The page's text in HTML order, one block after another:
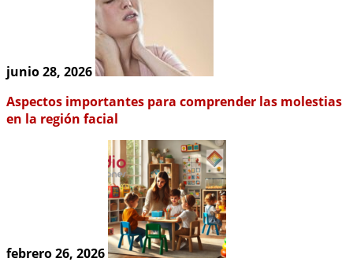
junio 28, 2026
Aspectos importantes para comprender las molestias
en la región facial
febrero 26, 2026